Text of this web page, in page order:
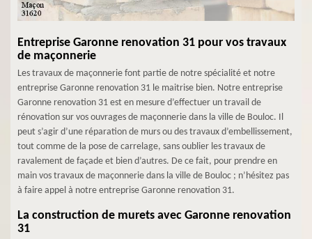
Entreprise Garonne renovation 31 pour vos travaux
de maçonnerie
Les travaux de maçonnerie font partie de notre spécialité et notre
entreprise Garonne renovation 31 le maitrise bien. Notre entreprise
Garonne renovation 31 est en mesure d’effectuer un travail de
rénovation sur vos ouvrages de maçonnerie dans la ville de Bouloc. Il
peut s’agir d’une réparation de murs ou des travaux d’embellissement,
tout comme de la pose de carrelage, sans oublier les travaux de
ravalement de façade et bien d’autres. De ce fait, pour prendre en
main vos travaux de maçonnerie dans la ville de Bouloc ; n’hésitez pas
à faire appel à notre entreprise Garonne renovation 31.
La construction de murets avec Garonne renovation
31